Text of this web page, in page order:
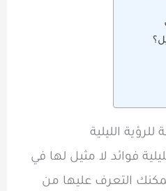
الليلية
فوائد لا مثيل لها في
التعرف عليها من